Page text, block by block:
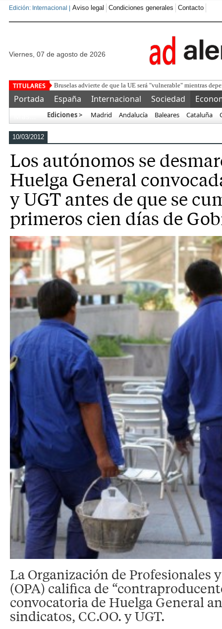
Edición: Internacional | Aviso legal Condiciones generales Contacto
viernes, 07 de agosto de 2026
Detenido un marroq
Portada España Internacional Sociedad
Ediciones > Madrid Andalucía Baleares Cataluña
10/03/2012
Los autónomos se
Huelga General
y UGT antes de que se
primeros cien días de
La Organización de Profesionales
(OPA) califica de
convocatoria de Huelga General
sindicatos, CC.OO. y UGT.